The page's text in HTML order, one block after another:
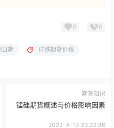
0 0
日期 硅铁期货价格
期货知识
锰硅期货概述与价格影响因素
2022-4-10 23:22:36